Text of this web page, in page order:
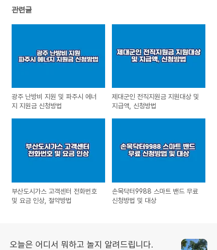
관련글
광주 난방비 지원 및 파주시 에너
지 지원금 신청방법
제대군인 전직지원금 지원대상 및
지급액, 신청방법
부산도시가스 고객센터 전화번호
및 요금 인상, 절약방법
손목닥터9988 스마트 밴드 무료
신청방법 및 대상
오늘은 어디서 뭐하고 놀지 알려드립니다.